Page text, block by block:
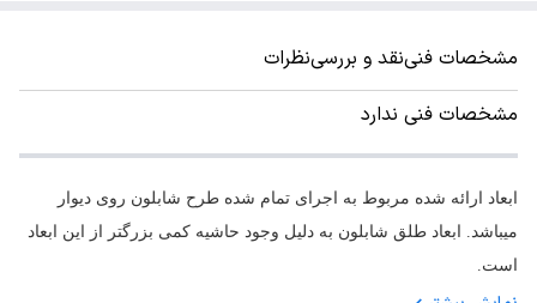
مشخصات فنینقد و بررسینظرات
مشخصات فنی ندارد
ابعاد ارائه شده مربوط به اجرای تمام شده طرح شابلون روی دیوار
میباشد. ابعاد طلق شابلون به دلیل وجود حاشیه کمی بزرگتر از این ابعاد
است.